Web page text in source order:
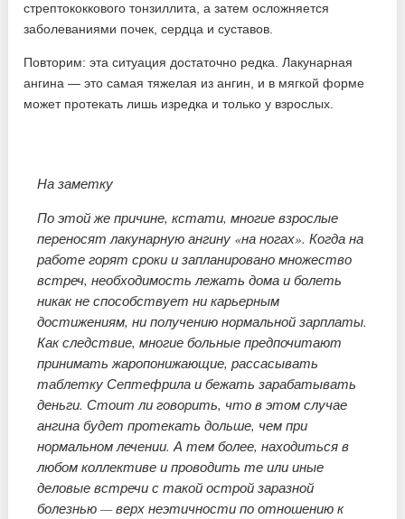
стрептококкового тонзиллита, а затем осложняется
заболеваниями почек, сердца и суставов.
Повторим: эта ситуация достаточно редка. Лакунарная
ангина — это самая тяжелая из ангин, и в мягкой форме
может протекать лишь изредка и только у взрослых.
На заметку
По этой же причине, кстати, многие взрослые
переносят лакунарную ангину «на ногах». Когда на
работе горят сроки и запланировано множество
встреч, необходимость лежать дома и болеть
никак не способствует ни карьерным
достижениям, ни получению нормальной зарплаты.
Как следствие, многие больные предпочитают
принимать жаропонижающие, рассасывать
таблетку Септефрила и бежать зарабатывать
деньги. Стоит ли говорить, что в этом случае
ангина будет протекать дольше, чем при
нормальном лечении. А тем более, находиться в
любом коллективе и проводить те или иные
деловые встречи с такой острой заразной
болезнью — верх неэтичности по отношению к